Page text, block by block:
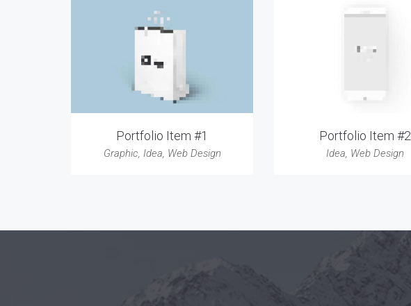
Portfolio Item #1
Graphic, Idea, Web Design
Portfolio Item #2
Idea, Web Design